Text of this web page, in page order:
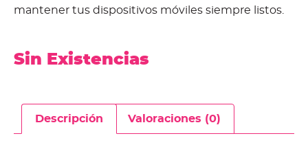
mantener tus dispositivos móviles siempre listos.
Sin Existencias
Descripción Valoraciones (0)